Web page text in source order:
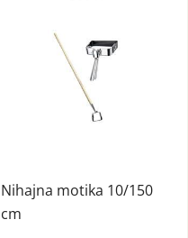
Nihajna motika 10/150
cm